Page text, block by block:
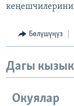
АЗАТТЫК+
Бөлүшүңүз
Дагы
Окуялар